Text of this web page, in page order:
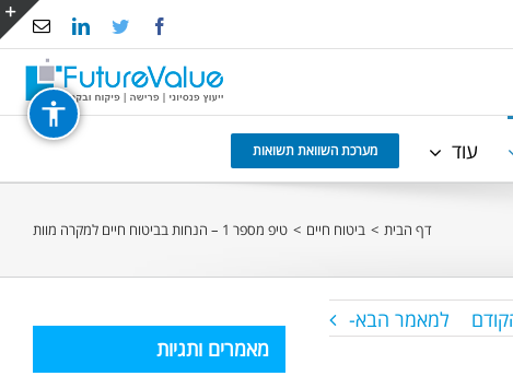
Facebook
Twitter
LinkedIn
עוד מערכת השוואת תשואות
דף הבית > ביטוח חיים > טיפ מספר 1 – הנחות בביטוח חיים למקרה מוות
למאמר הבא-
מאמרים ותגיות